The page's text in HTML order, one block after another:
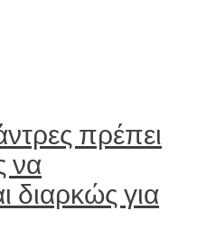
πρέπει
να
διαρκώς για